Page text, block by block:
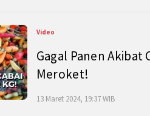
Video
Gagal Panen Akibat
Meroket!
13 Maret 2024, 19:37 WIB